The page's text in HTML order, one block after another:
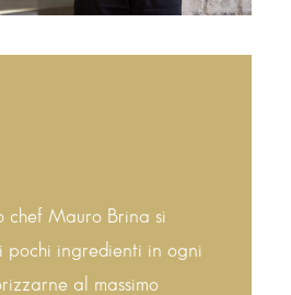
chef Mauro Brina si
pochi ingredienti in ogni
al massimo